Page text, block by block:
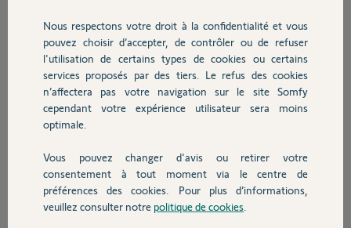
Chauffage
Autres produits
Devis avec un pro
Contact
somfy et surtout comment le
brancher ?
Je vous mets en pièce jointe le seul schéma électrique de mon
système europro700…
Merci de votre aide
Thierry C.
il y a 3 mois
Participer au fil de discussion
Nous respectons votre droit à la confidentialité et vous
pouvez choisir d’accepter, de contrôler ou de refuser
l'utilisation de certains types de cookies ou certains
services proposés par des tiers. Le refus des cookies
n’affectera pas votre navigation sur le site Somfy
cependant votre expérience utilisateur sera moins
optimale.
Vous pouvez changer d'avis ou retirer votre
consentement à tout moment via le centre de
préférences des cookies. Pour plus d’informations,
veuillez consulter notre politique de cookies